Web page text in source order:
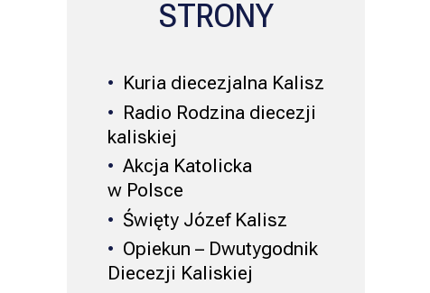
STRONY
Kuria diecezjalna Kalisz
Radio Rodzina diecezji
kaliskiej
Akcja Katolicka
w Polsce
Święty Józef Kalisz
Opiekun – Dwutygodnik
Diecezji Kaliskiej